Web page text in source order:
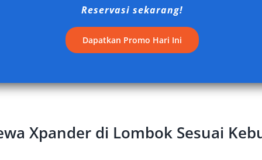
dari Salsa Wisata.
Sewakan
pelaku perjalanan di berbagai
Salsa Wisata menghadirkan
kami juga menyediakan unit
matic maupun manual. Artikel
Reservasi sekarang!
Dapatkan Promo Hari Ini
Xpander di Lombok Sesuai